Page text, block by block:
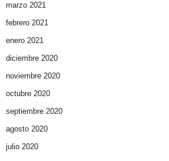
marzo 2021
febrero 2021
enero 2021
diciembre 2020
noviembre 2020
octubre 2020
septiembre 2020
agosto 2020
julio 2020